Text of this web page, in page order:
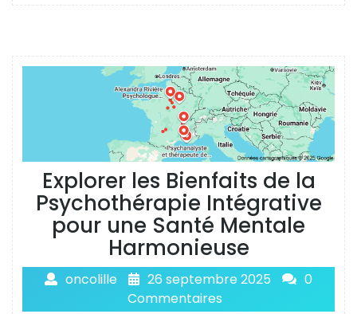
Explorer les Bienfaits de la
Psychothérapie Intégrative
pour une Santé Mentale
Harmonieuse
oncolille 26 septembre 2025
0
Commentaires